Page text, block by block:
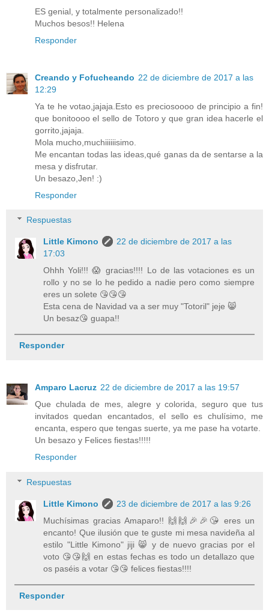
ES genial, y totalmente personalizado!!
Muchos besos!! Helena
Responder
Creando y Fofucheando 22 de diciembre de 2017 a las
12:29
Ya te he votao,jajaja.Esto es preciosoooo de principio a fin!
que bonitoooo el sello de Totoro y que gran idea hacerle el
gorrito,jajaja.
Mola mucho,muchiiiiiisimo.
Me encantan todas las ideas,qué ganas da de sentarse a la
mesa y disfrutar.
Un besazo,Jen! :)
Responder
Respuestas
Little Kimono
22 de diciembre de 2017 a las
17:03
Ohhh Yoli!!! 😱 gracias!!!! Lo de las votaciones es un
rollo y no se lo he pedido a nadie pero como siempre
eres un solete 😘😘😘
Esta cena de Navidad va a ser muy "Totoril" jeje 😸
Un besaz😘 guapa!!
Responder
Amparo Lacruz 22 de diciembre de 2017 a las 19:57
Que chulada de mes, alegre y colorida, seguro que tus
invitados quedan encantados, el sello es chulísimo, me
encanta, espero que tengas suerte, ya me pase ha votarte.
Un besazo y Felices fiestas!!!!!
Responder
Respuestas
Little Kimono
23 de diciembre de 2017 a las 9:26
Muchísimas gracias Amaparo!! 🙌🙌🎉🎉😘 eres un
encanto! Que ilusión que te guste mi mesa navideña al
estilo "Little Kimono" jiji 😸 y de nuevo gracias por el
voto 😘😘🙌 en estas fechas es todo un detallazo que
os paséis a votar 😘😘 felices fiestas!!!!
Responder